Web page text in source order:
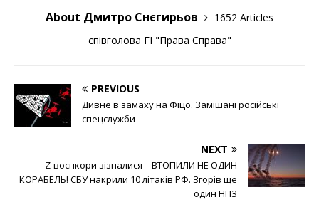
About Дмитро Снєгирьов
1652 Articles
співголова ГІ "Права Справа"
PREVIOUS
Дивне в замаху на Фіцо. Замішані російські
спецслужби
NEXT
Z-воєнкори зізналися – ВТОПИЛИ НЕ ОДИН
КОРАБЕЛЬ! СБУ накрили 10 літаків РФ. Згорів ще
один НПЗ